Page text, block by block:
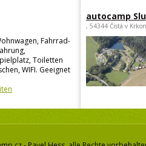
Fahrrad-
Toiletten
WIFI. Geeignet
autocamp
, 54344 Čistá v